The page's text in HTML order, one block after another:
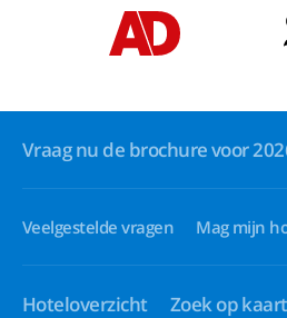
Vraag nu de brochure voor
Veelgestelde vragen Mag mijn
Hoteloverzicht Zoek op kaart